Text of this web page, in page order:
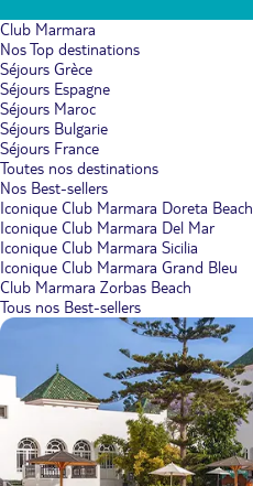
Club Marmara
Nos Top destinations
Séjours Grèce
Séjours Espagne
Séjours Maroc
Séjours Bulgarie
Séjours France
Toutes nos destinations
Nos Best-sellers
Iconique Club Marmara Doreta Beach
Iconique Club Marmara Del Mar
Iconique Club Marmara Sicilia
Iconique Club Marmara Grand Bleu
Club Marmara Zorbas Beach
Tous nos Best-sellers